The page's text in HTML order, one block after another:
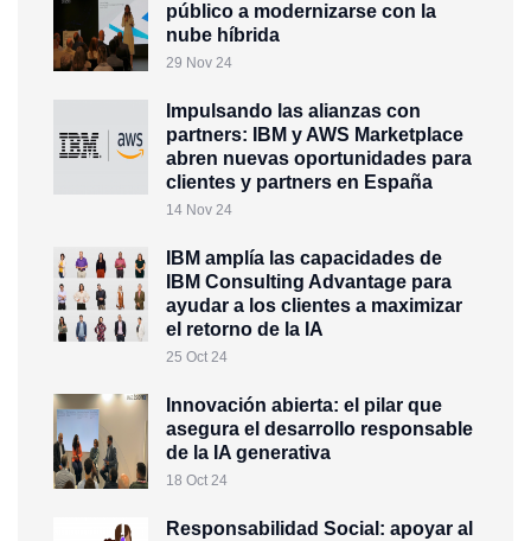
público a modernizarse con la
nube híbrida
29 Nov 24
Impulsando las alianzas con
partners: IBM y AWS Marketplace
abren nuevas oportunidades para
clientes y partners en España
14 Nov 24
IBM amplía las capacidades de
IBM Consulting Advantage para
ayudar a los clientes a maximizar
el retorno de la IA
25 Oct 24
Innovación abierta: el pilar que
asegura el desarrollo responsable
de la IA generativa
18 Oct 24
Responsabilidad Social: apoyar al